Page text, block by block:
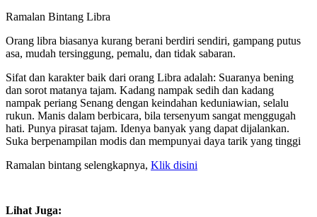
Ramalan Bintang Libra
Orang libra biasanya kurang berani berdiri sendiri, gampang putus
asa, mudah tersinggung, pemalu, dan tidak sabaran.
Sifat dan karakter baik dari orang Libra adalah: Suaranya bening
dan sorot matanya tajam. Kadang nampak sedih dan kadang
nampak periang Senang dengan keindahan keduniawian, selalu
rukun. Manis dalam berbicara, bila tersenyum sangat menggugah
hati. Punya pirasat tajam. Idenya banyak yang dapat dijalankan.
Suka berpenampilan modis dan mempunyai daya tarik yang tinggi
Ramalan bintang selengkapnya, Klik disini
Lihat Juga: